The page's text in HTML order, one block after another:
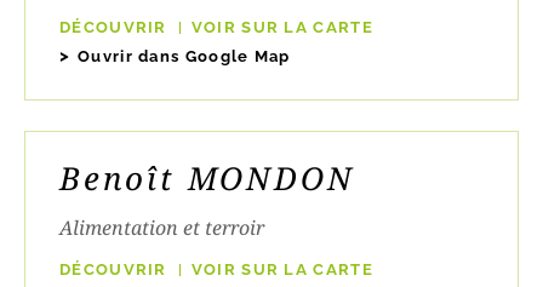
DÉCOUVRIR
VOIR SUR LA CARTE
Ouvrir dans Google Map
Benoît MONDON
Alimentation et terroir
DÉCOUVRIR
VOIR SUR LA CARTE